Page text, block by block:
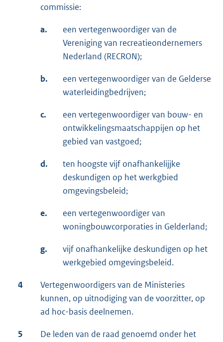
commissie:
a.
een vertegenwoordiger van de
Vereniging van recreatieondernemers
Nederland (RECRON);
b.
een vertegenwoordiger van de Gelderse
waterleidingbedrijven;
c.
een vertegenwoordiger van bouw- en
ontwikkelingsmaatschappijen op het
gebied van vastgoed;
d.
ten hoogste vijf onafhankelijjke
deskundigen op het werkgbied
omgevingsbeleid;
e.
een vertegenwoordiger van
woningbouwcorporaties in Gelderland;
g.
vijf onafhankelijke deskundigen op het
werkgebied omgevingsbeleid.
4
Vertegenwoordigers van de Ministeries
kunnen, op uitnodiging van de voorzitter, op
ad hoc-basis deelnemen.
5 De leden van de raad genoemd onder het